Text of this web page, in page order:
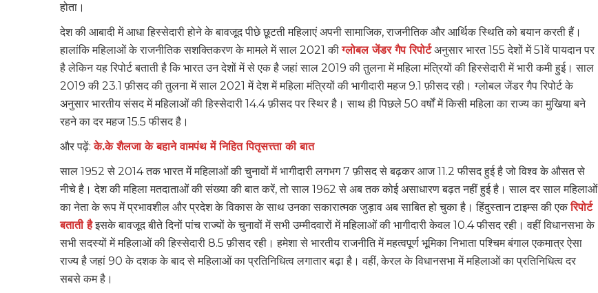
होता।
देश की आबादी में आधा हिस्सेदारी होने के बावजूद पीछे छूटती महिलाएं अपनी सामाजिक, राजनीतिक और आर्थिक स्थिति को बयान करती हैं।
हालांकि महिलाओं के राजनीतिक सशक्तिकरण के मामले में साल 2021 कीग्लोबल जेंडर गैप रिपोर्टअनुसार भारत 155 देशों में 51वें पायदान पर
है लेकिन यह रिपोर्ट बताती है कि भारत उन देशों में से एक है जहां साल 2019 की तुलना में महिला मंत्रियों की हिस्सेदारी में भारी कमी हुई। साल
2019 की 23.1 फ़ीसद की तुलना में साल 2021 में देश में महिला मंत्रियों की भागीदारी महज 9.1 फ़ीसद रही। ग्लोबल जेंडर गैप रिपोर्ट के
अनुसार भारतीय संसद में महिलाओं की हिस्सेदारी 14.4 फ़ीसद पर स्थिर है। साथ ही पिछले 50 वर्षों में किसी महिला का राज्य का मुखिया बने
रहने का दर महज 15.5 फीसद है।
और पढ़ें:के.के शैलजा के बहाने वामपंथ में निहित पितृसत्त्ता की बात
साल 1952 से 2014 तक भारत में महिलाओं की चुनावों में भागीदारी लगभग 7 फ़ीसद से बढ़कर आज 11.2 फीसद हुई है जो विश्व के औसत से
नीचे है। देश की महिला मतदाताओं की संख्या की बात करें, तो साल 1962 से अब तक कोई असाधारण बढ़त नहीं हुई है। साल दर साल महिलाओं
का नेता के रूप में प्रभावशील और प्रदेश के विकास के साथ उनका सकारात्मक जुड़ाव अब साबित हो चुका है। हिंदुस्तान टाइम्स की एकरिपोर्ट
बताती हैइसके बावजूद बीते दिनों पांच राज्यों के चुनावों में सभी उम्मीदवारों में महिलाओं की भागीदारी केवल 10.4 फीसद रही। वहीं विधानसभा के
सभी सदस्यों में महिलाओं की हिस्सेदारी 8.5 फ़ीसद रही। हमेशा से भारतीय राजनीति में महत्वपूर्ण भूमिका निभाता पश्चिम बंगाल एकमात्र ऐसा
राज्य है जहां 90 के दशक के बाद से महिलाओं का प्रतिनिधित्व लगातार बढ़ा है। वहीं, केरल के विधानसभा में महिलाओं का प्रतिनिधित्व दर
सबसे कम है।